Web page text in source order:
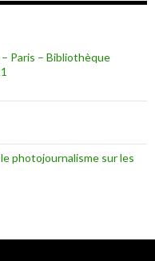
Paris – Bibliothèque
photojournalisme sur les